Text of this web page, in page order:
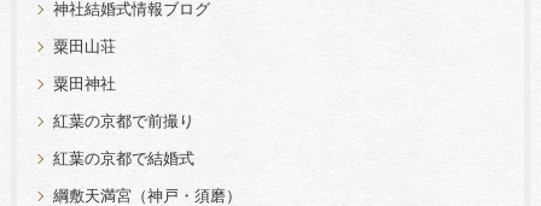
神社結婚式情報ブログ
粟田山荘
粟田神社
紅葉の京都で前撮り
紅葉の京都で結婚式
綱敷天満宮（神戸・須磨）